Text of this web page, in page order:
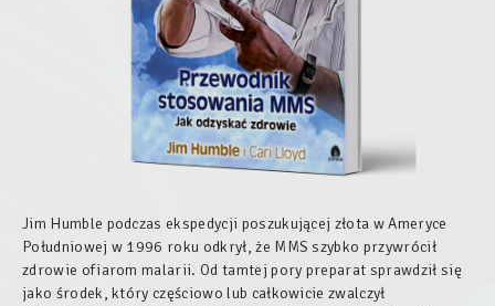
Jim Humble podczas ekspedycji poszukującej złota w Ameryce
Południowej w 1996 roku odkrył, że MMS szybko przywrócił
zdrowie ofiarom malarii. Od tamtej pory preparat sprawdził się
jako środek, który częściowo lub całkowicie zwalczył